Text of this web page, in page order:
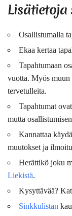
Lisätietoja
Osallistumalla
Ekaa kertaa
Tapahtumaan
vuotta. Myös
tervetulleita.
Tapahtumat
mutta
Kannattaa
muutokset ja
Herättikö joku
Liekistä.
Kysyttävää?
Sinkkulistan